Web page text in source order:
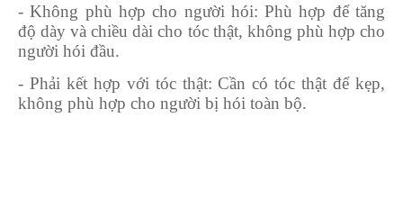
- Không phù hợp cho người hói: Phù hợp để tăng
độ dày và chiều dài cho tóc thật, không phù hợp cho
người hói đầu.
- Phải kết hợp với tóc thật: Cần có tóc thật để kẹp,
không phù hợp cho người bị hói toàn bộ.